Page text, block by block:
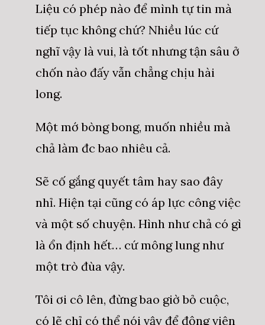
Liệu có phép nào để mình tự tin mà
tiếp tục không chứ? Nhiều lúc cứ
nghĩ vậy là vui, là tốt nhưng tận sâu ở
chốn nào đấy vẫn chẳng chịu hài
long.
Một mớ bòng bong, muốn nhiều mà
chả làm đc bao nhiêu cả.
Sẽ cố gắng quyết tâm hay sao đây
nhỉ. Hiện tại cũng có áp lực công việc
và một số chuyện. Hình như chả có gì
là ổn định hết… cứ mông lung như
một trò đùa vậy.
Tôi ơi cô lên, đừng bao giờ bỏ cuộc,
có lẽ chỉ có thể nói vậy để động viên